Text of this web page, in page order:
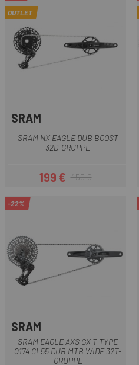
OUTLET
SRAM
SRAM NX EAGLE DUB BOOST
32D-GRUPPE
Preis
199 €Regulärer Preis
455 €
-22%
SRAM
SRAM EAGLE AXS GX T-TYPE
Q174 CL55 DUB MTB WIDE 32T-
GRUPPE